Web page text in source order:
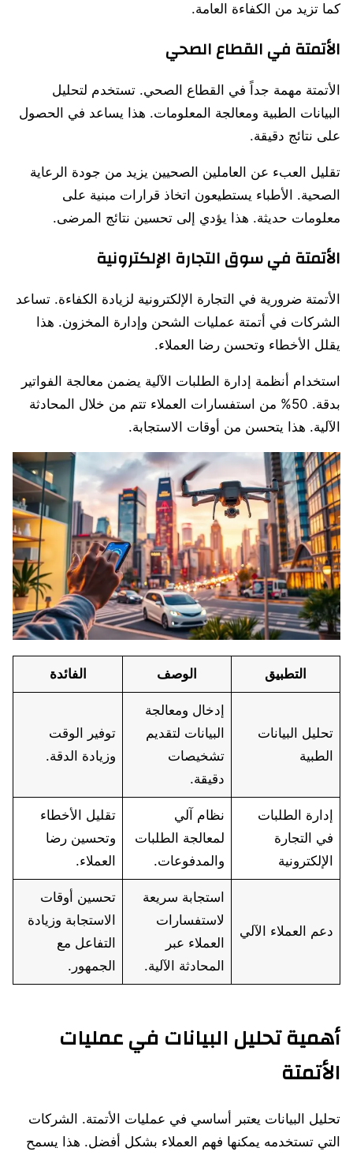
كما تزيد من الكفاءة العامة.
الأتمتة في القطاع الصحي
الأتمتة مهمة جداً في القطاع الصحي. تستخدم لتحليل
البيانات الطبية ومعالجة المعلومات. هذا يساعد في الحصول
على نتائج دقيقة.
تقليل العبء عن العاملين الصحيين يزيد من جودة الرعاية
الصحية. الأطباء يستطيعون اتخاذ قرارات مبنية على
معلومات حديثة. هذا يؤدي إلى تحسين نتائج المرضى.
الأتمتة في سوق التجارة الإلكترونية
الأتمتة ضرورية في التجارة الإلكترونية لزيادة الكفاءة. تساعد
الشركات في أتمتة عمليات الشحن وإدارة المخزون. هذا
يقلل الأخطاء وتحسن رضا العملاء.
استخدام أنظمة إدارة الطلبات الآلية يضمن معالجة الفواتير
بدقة. 50% من استفسارات العملاء تتم من خلال المحادثة
الآلية. هذا يتحسن من أوقات الاستجابة.
التطبيق الوصف الفائدة
تحليل البيانات
الطبية
إدخال ومعالجة
البيانات لتقديم
تشخيصات
دقيقة.
توفير الوقت
وزيادة الدقة.
إدارة الطلبات
في التجارة
الإلكترونية
نظام آلي
لمعالجة الطلبات
والمدفوعات.
تقليل الأخطاء
وتحسين رضا
العملاء.
دعم العملاء الآلي
استجابة سريعة
لاستفسارات
العملاء عبر
المحادثة الآلية.
تحسين أوقات
الاستجابة وزيادة
التفاعل مع
الجمهور.
أهمية تحليل البيانات في عمليات
الأتمتة
تحليل البيانات يعتبر أساسي في عمليات الأتمتة. الشركات
التي تستخدمه يمكنها فهم العملاء بشكل أفضل. هذا يسمح